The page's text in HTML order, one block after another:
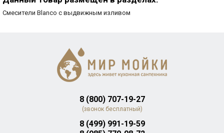
Смесители Blanco с выдвижным изливом
8 (800) 707-19-27
(звонок бесплатный)
8 (499) 991-19-59